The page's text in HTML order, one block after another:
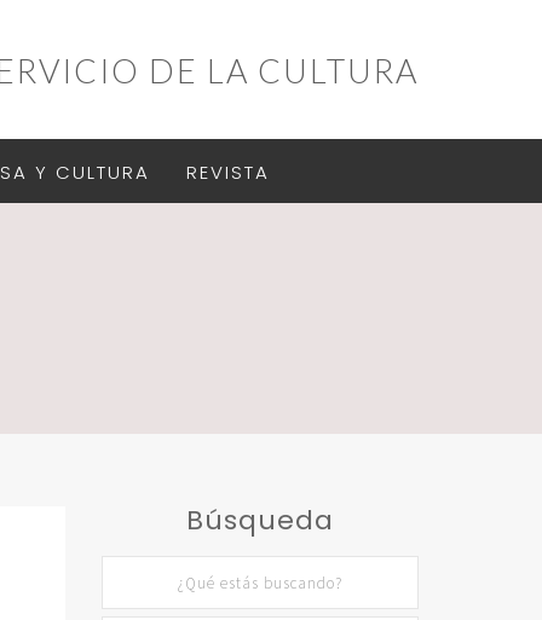
DE LA CULTURA
Y CULTURA REVISTA
Búsqueda